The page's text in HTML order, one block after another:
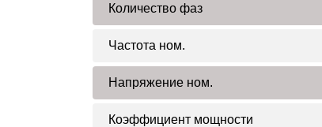
Количество фаз
Частота ном.
Напряжение ном.
Коэффициент мощности